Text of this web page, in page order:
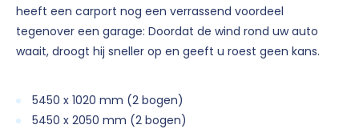
heeft een carport nog een verrassend voordeel
tegenover een garage: Doordat de wind rond uw auto
waait, droogt hij sneller op en geeft u roest geen kans.
5450 x 1020 mm (2 bogen)
5450 x 2050 mm (2 bogen)